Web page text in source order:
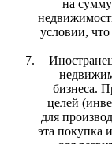
на
условии,
бизнеса.
целей
для
эта покупка